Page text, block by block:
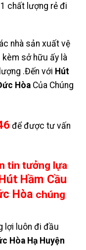
chất lượng rẻ đi
nhà sản xuất vệ
kèm sở hữu ấy là
.Đến với Hút
Hòa Của Chúng
để được tư vấn
tin tưởng lựa
Hầm Cầu
Hòa chúng
lợi luôn đi đầu
Hòa Hạ Huyện